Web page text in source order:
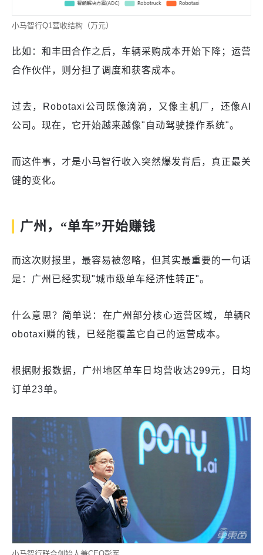
小马智行Q1营收结构（万元）
比如：和丰田合作之后，车辆采购成本开始下降；运营
合作伙伴，则分担了调度和获客成本。
过去，Robotaxi公司既像滴滴，又像主机厂，还像AI
公司。现在，它开始越来越像"自动驾驶操作系统"。
而这件事，才是小马智行收入突然爆发背后，真正最关
键的变化。
广州，“单车”开始赚钱
而这次财报里，最容易被忽略，但其实最重要的一句话
是：广州已经实现"城市级单车经济性转正"。
什么意思？简单说：在广州部分核心运营区域，单辆R
obotaxi赚的钱，已经能覆盖它自己的运营成本。
根据财报数据，广州地区单车日均营收达299元，日均
订单23单。